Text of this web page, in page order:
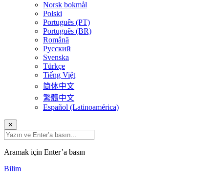
Norsk bokmål
Polski
Português (PT)
Português (BR)
Română
Русский
Svenska
Türkçe
Tiếng Việt
简体中文
繁體中文
Español (Latinoamérica)
✕
Aramak için Enter’a basın
Bilim